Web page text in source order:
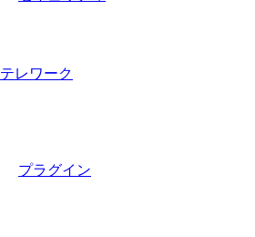
テレワーク
プラグイン